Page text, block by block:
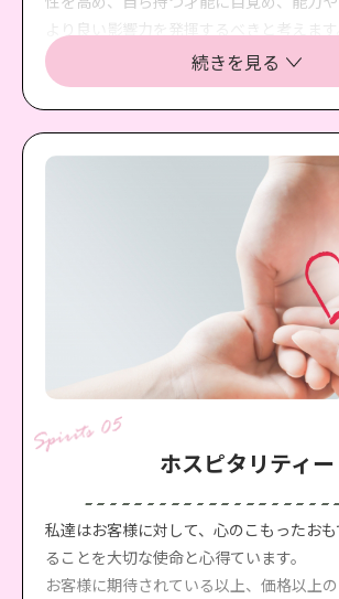
より良い影響力を発揮するべきと考えま
択し、行動し、結果を出し、より良い環
心を持ったリーダーであることを目指し
続きを見る
ホスピタリティー
私達はお客様に対して、心のこもったお
ることを大切な使命と心得ています。
お客様に期待されている以上、価格以上